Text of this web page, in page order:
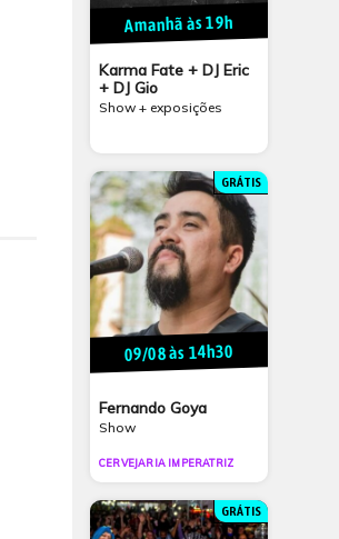
Amanhã às 19h
Karma Fate + DJ Eric
+ DJ Gio
Show + exposições
GRÁTIS
09/08 às 14h30
Fernando Goya
Show
CERVEJARIA IMPERATRIZ
GRÁTIS